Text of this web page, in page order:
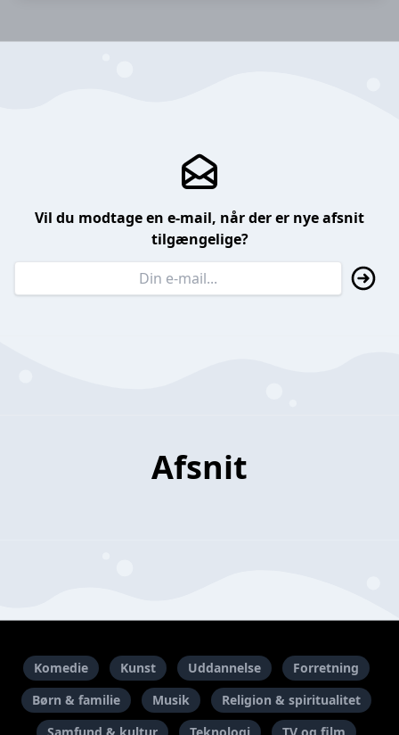
Vil du modtage en e-mail, når der er nye afsnit
tilgængelige?
Afsnit
Komedie Kunst Uddannelse
Forretning
Børn & familie
Musik
Religion & spiritualitet